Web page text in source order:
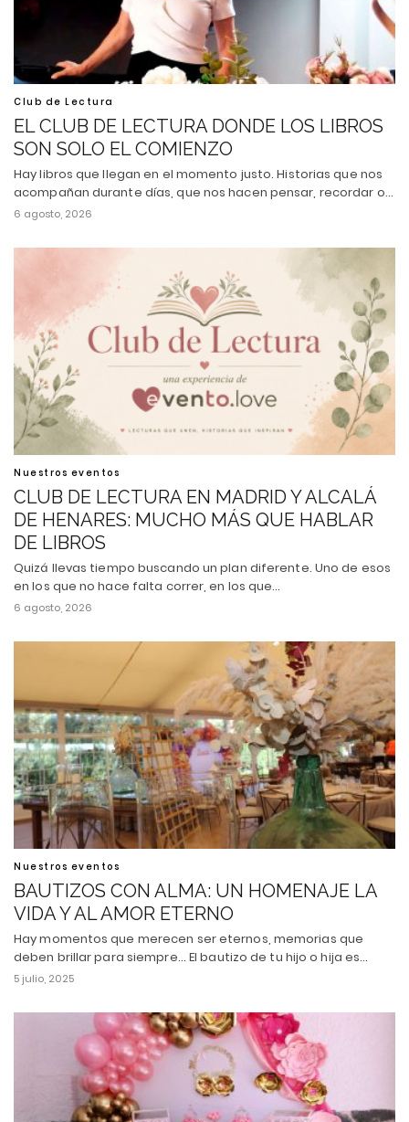
Club de Lectura
EL CLUB DE LECTURA DONDE LOS LIBROS
SON SOLO EL COMIENZO
Hay libros que llegan en el momento justo. Historias que nos
acompañan durante días, que nos hacen pensar, recordar o…
6 agosto, 2026
Nuestros eventos
CLUB DE LECTURA EN MADRID Y ALCALÁ
DE HENARES: MUCHO MÁS QUE HABLAR
DE LIBROS
Quizá llevas tiempo buscando un plan diferente. Uno de esos
en los que no hace falta correr, en los que…
6 agosto, 2026
Nuestros eventos
BAUTIZOS CON ALMA: UN HOMENAJE LA
VIDA Y AL AMOR ETERNO
Hay momentos que merecen ser eternos, memorias que
deben brillar para siempre... El bautizo de tu hijo o hija es…
5 julio, 2025